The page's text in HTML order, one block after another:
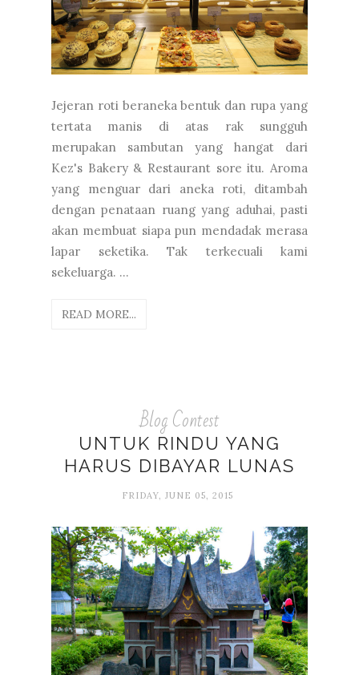
Jejeran roti beraneka bentuk dan rupa yang
tertata manis di atas rak sungguh
merupakan sambutan yang hangat dari
Kez's Bakery & Restaurant sore itu. Aroma
yang menguar dari aneka roti, ditambah
dengan penataan ruang yang aduhai, pasti
akan membuat siapa pun mendadak merasa
lapar seketika. Tak terkecuali kami
sekeluarga. ...
READ MORE...
Blog Contest
UNTUK RINDU YANG
HARUS DIBAYAR LUNAS
FRIDAY, JUNE 05, 2015